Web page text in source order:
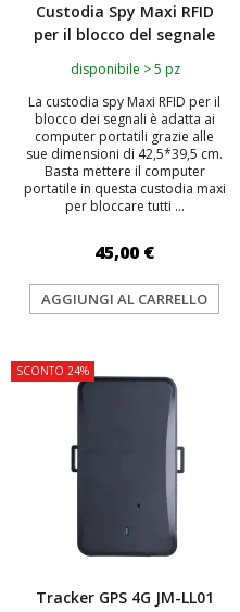
Custodia Spy Maxi RFID
per il blocco del segnale
disponibile > 5 pz
La custodia spy Maxi RFID per il
blocco dei segnali è adatta ai
computer portatili grazie alle
sue dimensioni di 42,5*39,5 cm.
Basta mettere il computer
portatile in questa custodia maxi
per bloccare tutti ...
45,00 €
AGGIUNGI AL CARRELLO
SCONTO 24%
Tracker GPS 4G JM-LL01